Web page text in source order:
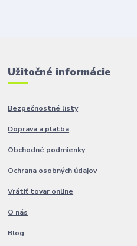
Užitočné informácie
Bezpečnostné listy
Doprava a platba
Obchodné podmienky
Ochrana osobných údajov
Vrátiť tovar online
O nás
Blog